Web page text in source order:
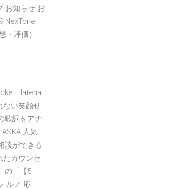
お知らせ お
NexTone
・評価）
Hatena
ない笑顔せ
歌詞をアナ
人気
談ができる
たカウンセ
の「【5
ルノ 応